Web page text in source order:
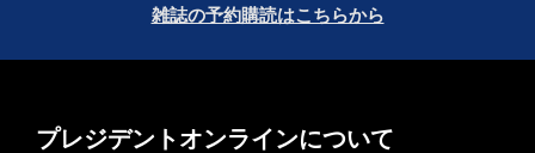
雑誌の予約購読はこちらから
プレジデントオンラインについて